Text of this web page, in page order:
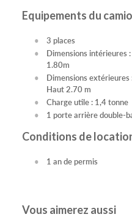
Equipements du
3 places
Dimensions intérieures
1.80m
Dimensions
Haut 2.70 m
Charge utile : 1,4 tonne
1 porte arrière double-
Conditions de
1 an de permis
Vous aimerez aussi